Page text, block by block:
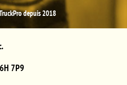
depuis 2018
7P9